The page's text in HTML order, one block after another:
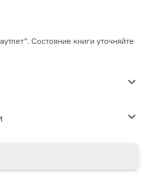
Состояние книги уточняйте